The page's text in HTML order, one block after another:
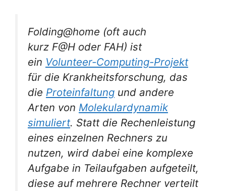
Folding@home (oft auch
kurz F@H oder FAH) ist
ein Volunteer-Computing-Projekt
für die Krankheitsforschung, das
die Proteinfaltung und andere
Arten von Molekulardynamik
simuliert. Statt die Rechenleistung
eines einzelnen Rechners zu
nutzen, wird dabei eine komplexe
Aufgabe in Teilaufgaben aufgeteilt,
diese auf mehrere Rechner verteilt